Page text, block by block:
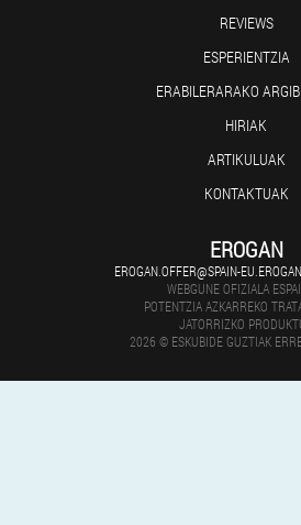
REVIEWS
ESPERIENTZIA
ERABILERARAKO
HIRIAK
ARTIKULUAK
KONTAKTUAK
EROGAN
EROGAN.OFFER@SPAIN-
WEBGUNE OFIZIALA
POTENTZIA AZKARREKO
JATORRIZKO
2026 © ESKUBIDE GUZTIAK